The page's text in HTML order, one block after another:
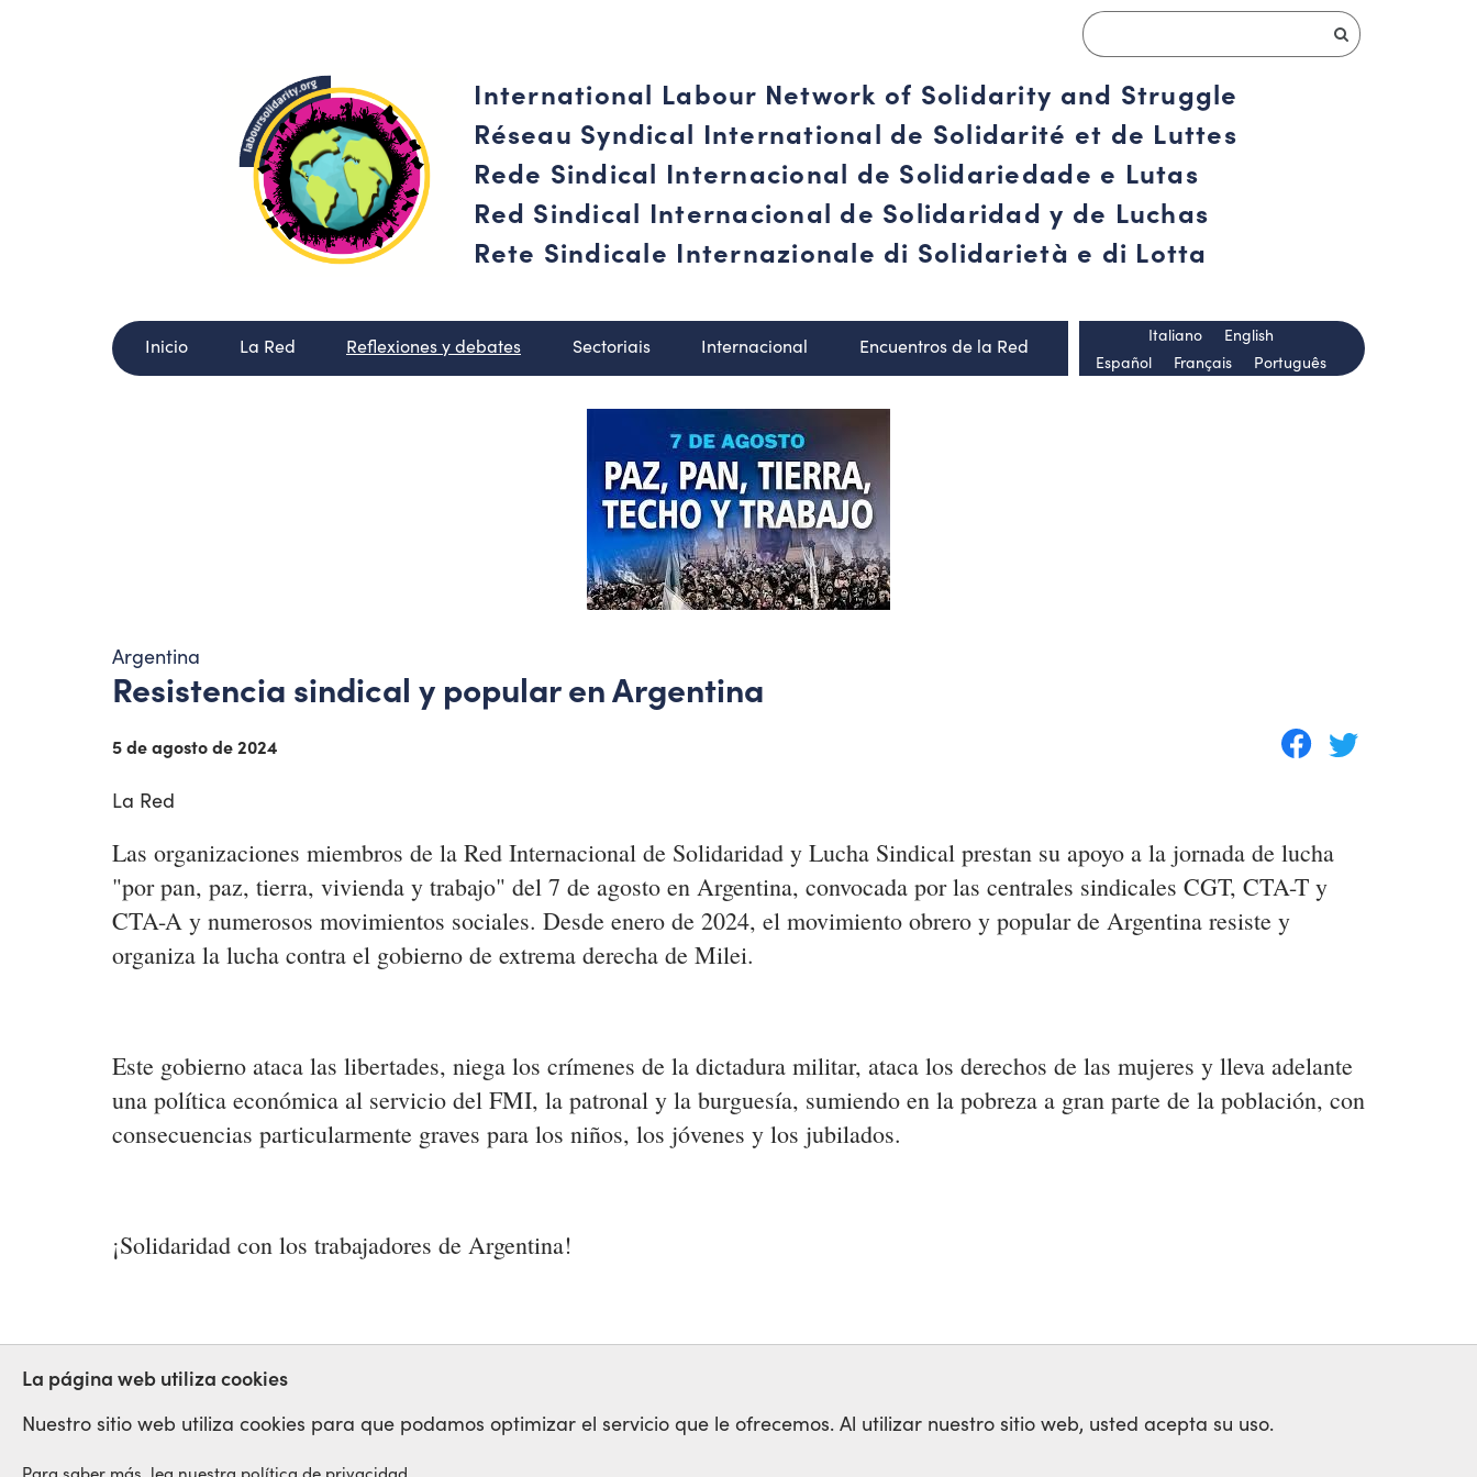
International Labour Network of Solidarity and Struggle
Réseau Syndical International de Solidarité et de Luttes
Rede Sindical Internacional de Solidariedade e Lutas
Red Sindical Internacional de Solidaridad y de Luchas
Rete Sindicale Internazionale di Solidarietà e di Lotta
Inicio La Red Reflexiones y debates Sectoriais Internacional Encuentros de la Red
Español Français Português
Italiano English
Argentina
Resistencia sindical y popular en Argentina
5 de agosto de 2024
La Red
Las organizaciones miembros de la Red Internacional de Solidaridad y Lucha Sindical prestan su apoyo a la jornada de lucha
"por pan, paz, tierra, vivienda y trabajo" del 7 de agosto en Argentina, convocada por las centrales sindicales CGT, CTA-T y
CTA-A y numerosos movimientos sociales. Desde enero de 2024, el movimiento obrero y popular de Argentina resiste y
organiza la lucha contra el gobierno de extrema derecha de Milei.
Este gobierno ataca las libertades, niega los crímenes de la dictadura militar, ataca los derechos de las mujeres y lleva adelante
una política económica al servicio del FMI, la patronal y la burguesía, sumiendo en la pobreza a gran parte de la población, con
consecuencias particularmente graves para los niños, los jóvenes y los jubilados.
¡Solidaridad con los trabajadores de Argentina!
ARGENTINA
La página web utiliza cookies
Nuestro sitio web utiliza cookies para que podamos optimizar el servicio que le ofrecemos. Al utilizar nuestro sitio web, usted acepta su uso.
Para saber más, lea nuestra política de privacidad.